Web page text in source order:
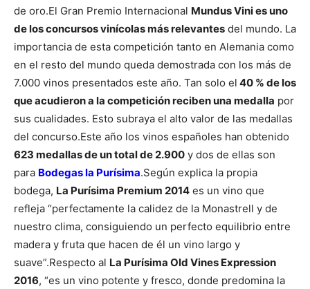
de oro.El Gran Premio Internacional Mundus Vini es uno
de los concursos vinícolas más relevantes del mundo. La
importancia de esta competición tanto en Alemania como
en el resto del mundo queda demostrada con los más de
7.000 vinos presentados este año. Tan solo el 40 % de los
que acudieron a la competición reciben una medalla por
sus cualidades. Esto subraya el alto valor de las medallas
del concurso.Este año los vinos españoles han obtenido
623 medallas de un total de 2.900 y dos de ellas son
para Bodegas la Purísima.Según explica la propia
bodega, La Purísima Premium 2014 es un vino que
refleja “perfectamente la calidez de la Monastrell y de
nuestro clima, consiguiendo un perfecto equilibrio entre
madera y fruta que hacen de él un vino largo y
suave”.Respecto al La Purísima Old Vines Expression
2016, “es un vino potente y fresco, donde predomina la